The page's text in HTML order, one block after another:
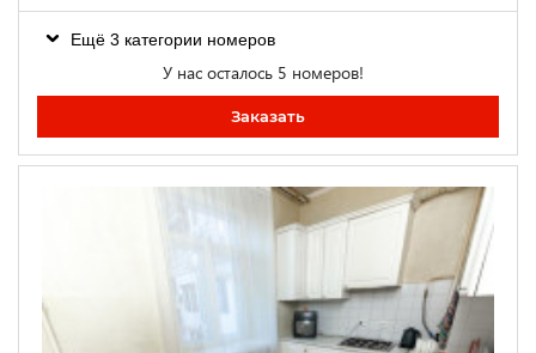
Ещё 3 категории номеров
У нас осталось 5 номеров!
Заказать